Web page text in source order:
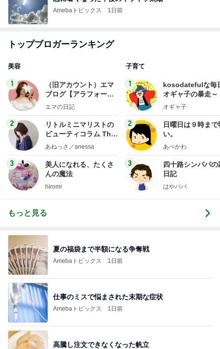
Amebaトピックス 1日前
トップブロガーランキング
美容
1
（旧アカウント）エマ
ブログ【アラフォー会
社売却セカンドライ
エマの日記
2
リトルミニマリストの
ビューティコラム The
little minimalist's bea
あねっさ／anessa
3
美人になれる、たくさ
んの魔法
hiromi
子育て
1
kosodatefulな毎
オギャ子の暴走～
オギャ子
2
日曜日は９時まで
い。
あべかわ
3
四十路シンパパの
日記
はやパパ
もっと見る
夏の福袋まで半額になる争奪戦
Amebaトピックス 1日前
仕事のミスで悩まされた末期な症状
Amebaトピックス 1日前
高騰し注文できなくなった帆立